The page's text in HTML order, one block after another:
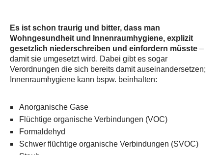
Es ist schon traurig und bitter, dass man
Wohngesundheit und Innenraumhygiene, explizit
gesetzlich niederschreiben und einfordern müsste –
damit sie umgesetzt wird. Dabei gibt es sogar
Verordnungen die sich bereits damit auseinandersetzen;
Innenraumhygiene kann bspw. beinhalten:
Anorganische Gase
Flüchtige organische Verbindungen (VOC)
Formaldehyd
Schwer flüchtige organische Verbindungen (SVOC)